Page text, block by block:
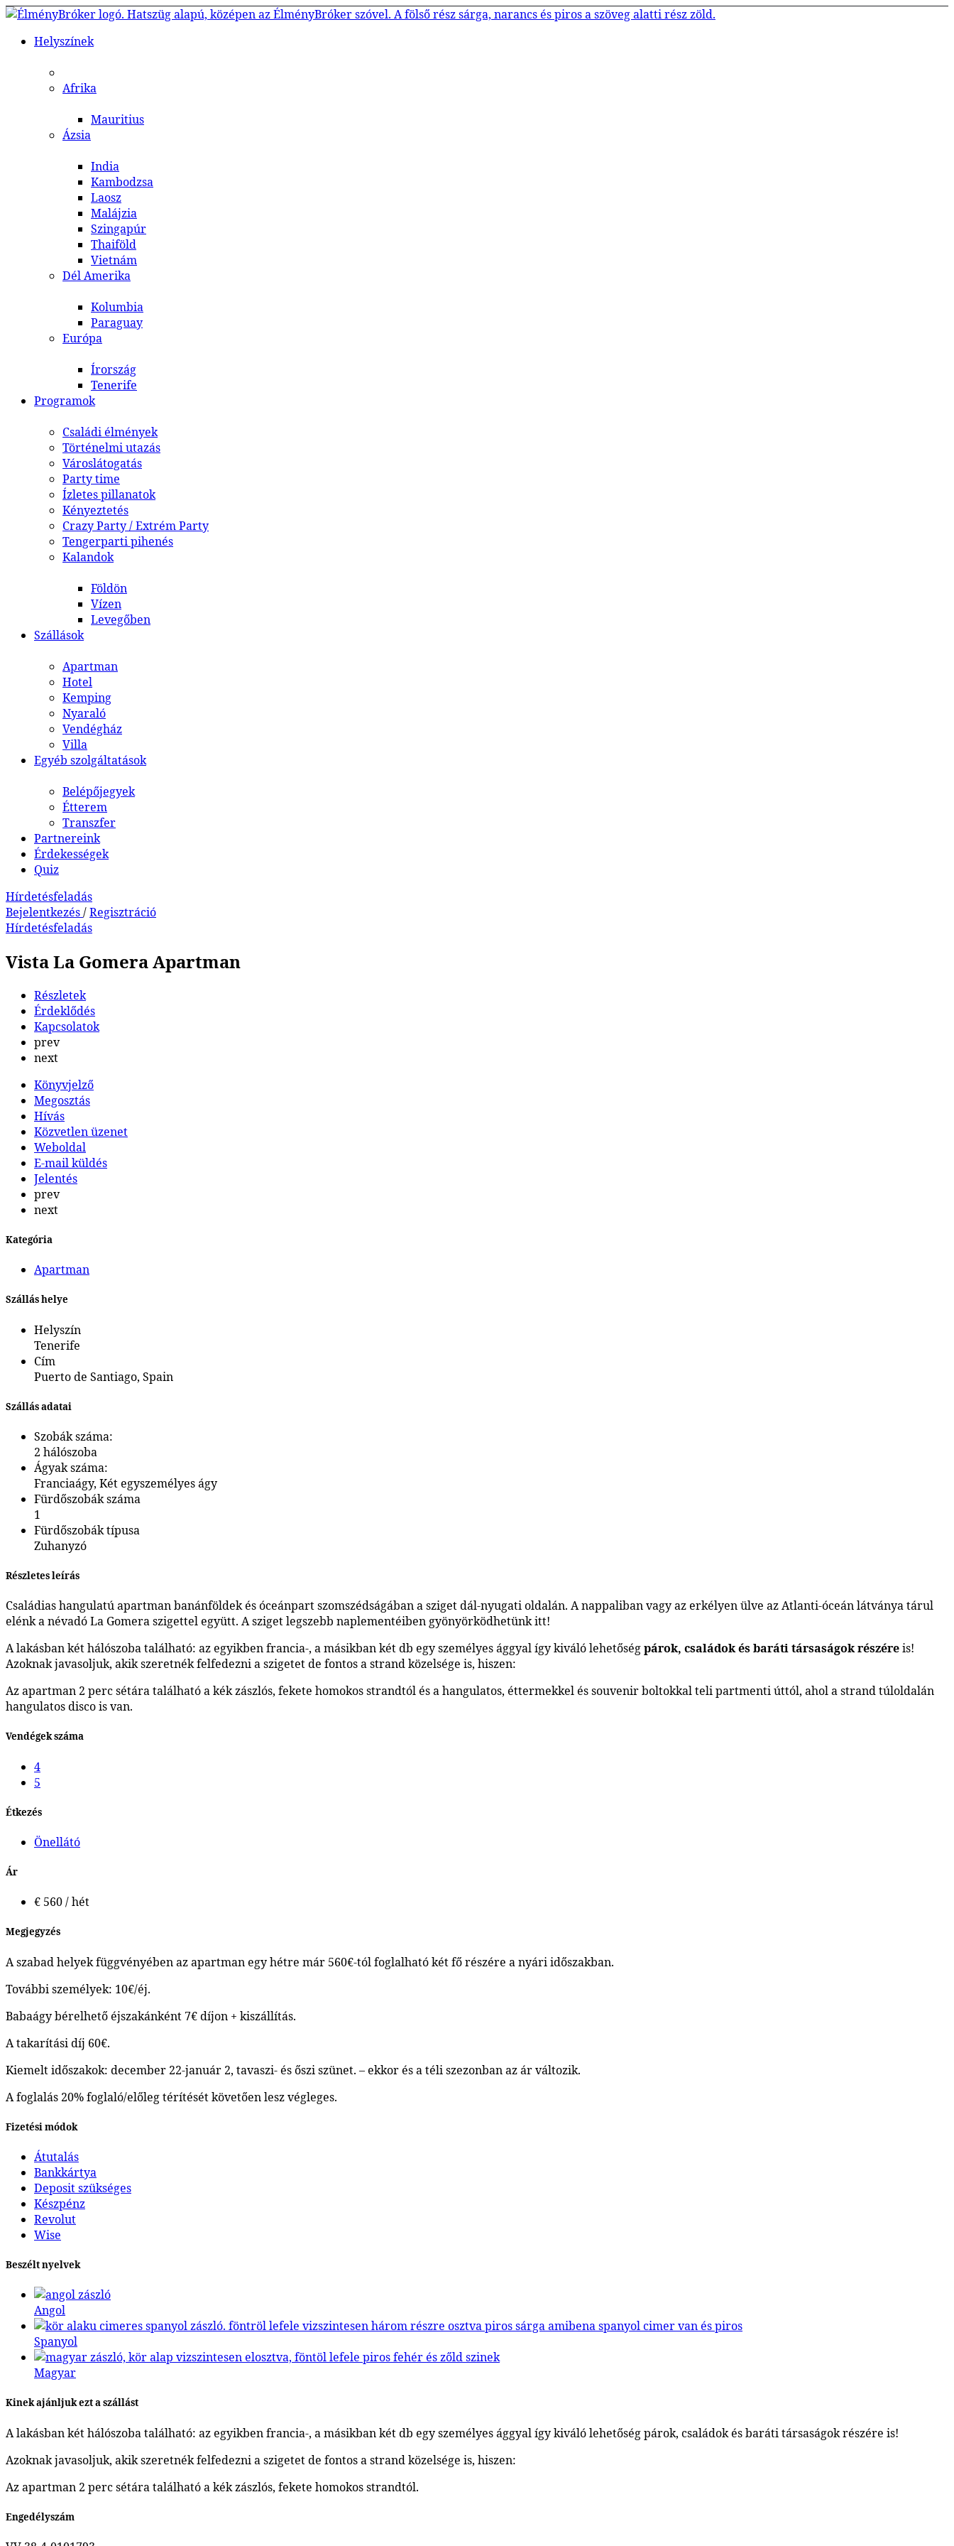
Helyszínek
Afrika
Mauritius
Ázsia
India
Kambodzsa
Laosz
Malájzia
Szingapúr
Thaiföld
Vietnám
Dél Amerika
Kolumbia
Paraguay
Európa
Írország
Tenerife
Programok
Családi élmények
Történelmi utazás
Városlátogatás
Party time
Ízletes pillanatok
Kényeztetés
Crazy Party / Extrém Party
Tengerparti pihenés
Kalandok
Földön
Vízen
Levegőben
Szállások
Apartman
Hotel
Kemping
Nyaraló
Vendégház
Villa
Egyéb szolgáltatások
Belépőjegyek
Étterem
Transzfer
Partnereink
Érdekességek
Quiz
Hírdetésfeladás
Bejelentkezés/Regisztráció
Hírdetésfeladás
Vista La Gomera Apartman
Részletek
Érdeklődés
Kapcsolatok
prev
next
Könyvjelző
Megosztás
Hívás
Közvetlen üzenet
Weboldal
E-mail küldés
Jelentés
prev
next
Kategória
Apartman
Szállás helye
Helyszín
Tenerife
Cím
Puerto de Santiago, Spain
Szállás adatai
Szobák száma:
2 hálószoba
Ágyak száma:
Franciaágy, Két egyszemélyes ágy
Fürdőszobák száma
1
Fürdőszobák típusa
Zuhanyzó
Részletes leírás
Családias hangulatú apartman banánföldek és óceánpart szomszédságában a sziget dál-nyugati oldalán. A nappaliban vagy az erkélyen ülve az Atlanti-óceán látványa tárul
elénk a névadó La Gomera szigettel együtt. A sziget legszebb naplementéiben gyönyörködhetünk itt!
A lakásban két hálószoba található: az egyikben francia-, a másikban két db egy személyes ággyal így kiváló lehetőségpárok, családok és baráti társaságok részéreis!
Azoknak javasoljuk, akik szeretnék felfedezni a szigetet de fontos a strand közelsége is, hiszen:
Az apartman 2 perc sétára található a kék zászlós, fekete homokos strandtól és a hangulatos, éttermekkel és souvenir boltokkal teli partmenti úttól, ahol a strand túloldalán
hangulatos disco is van.
Vendégek száma
4
5
Étkezés
Önellátó
Ár
€ 560 / hét
Megjegyzés
A szabad helyek függvényében az apartman egy hétre már 560€-tól foglalható két fő részére a nyári időszakban.
További személyek: 10€/éj.
Babaágy bérelhető éjszakánként 7€ díjon + kiszállítás.
A takarítási díj 60€.
Kiemelt időszakok: december 22-január 2, tavaszi- és őszi szünet. – ekkor és a téli szezonban az ár változik.
A foglalás 20% foglaló/előleg térítését követően lesz végleges.
Fizetési módok
Átutalás
Bankkártya
Deposit szükséges
Készpénz
Revolut
Wise
Beszélt nyelvek
Angol
Spanyol
Magyar
Kinek ajánljuk ezt a szállást
A lakásban két hálószoba található: az egyikben francia-, a másikban két db egy személyes ággyal így kiváló lehetőség párok, családok és baráti társaságok részére is!
Azoknak javasoljuk, akik szeretnék felfedezni a szigetet de fontos a strand közelsége is, hiszen:
Az apartman 2 perc sétára található a kék zászlós, fekete homokos strandtól.
Engedélyszám